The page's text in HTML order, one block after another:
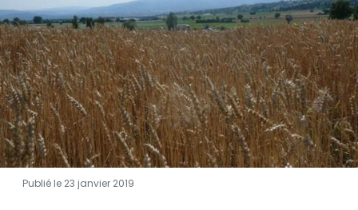
Visuel
Publié le 23 janvier 2019